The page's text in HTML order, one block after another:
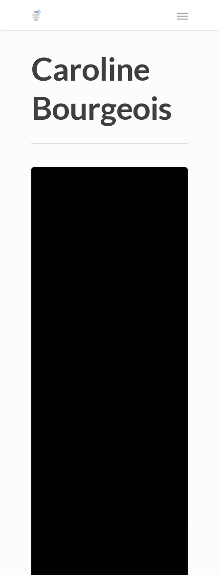
Caroline
Bourgeois